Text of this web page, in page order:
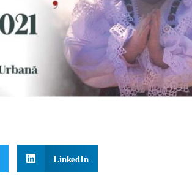
LinkedIn